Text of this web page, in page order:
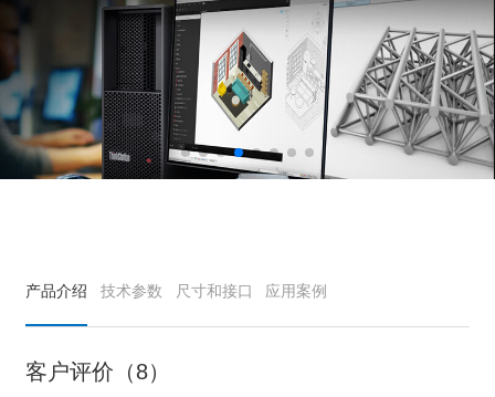
产品介绍 技术参数 尺寸和接口 应用案例
客户评价（8）